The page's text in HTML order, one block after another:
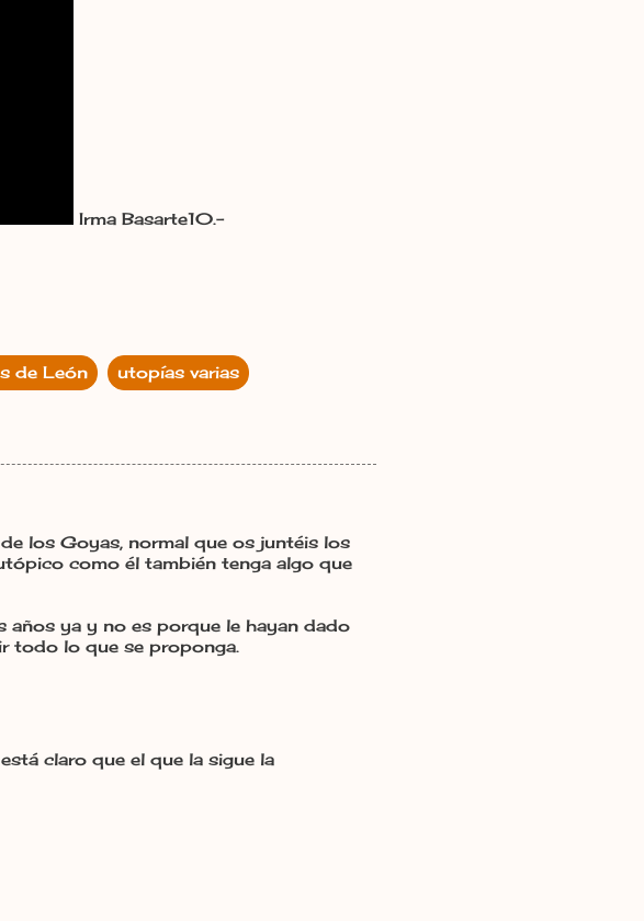
Irma Basarte10.-
de León utopías varias
los Goyas, normal que os juntéis los
como él también tenga algo que
años ya y no es porque le hayan dado
todo lo que se proponga.
claro que el que la sigue la